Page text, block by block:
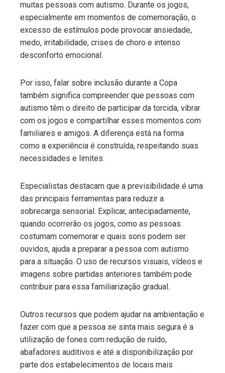
muitas pessoas com autismo. Durante os jogos,
especialmente em momentos de comemoração, o
excesso de estímulos pode provocar ansiedade,
medo, irritabilidade, crises de choro e intenso
desconforto emocional.
Por isso, falar sobre inclusão durante a Copa
também significa compreender que pessoas com
autismo têm o direito de participar da torcida, vibrar
com os jogos e compartilhar esses momentos com
familiares e amigos. A diferença está na forma
como a experiência é construída, respeitando suas
necessidades e limites.
Especialistas destacam que a previsibilidade é uma
das principais ferramentas para reduzir a
sobrecarga sensorial. Explicar, antecipadamente,
quando ocorrerão os jogos, como as pessoas
costumam comemorar e quais sons podem ser
ouvidos, ajuda a preparar a pessoa com autismo
para a situação. O uso de recursos visuais, vídeos e
imagens sobre partidas anteriores também pode
contribuir para essa familiarização gradual.
Outros recursos que podem ajudar na ambientação e
fazer com que a pessoa se sinta mais segura é a
utilização de fones com redução de ruído,
abafadores auditivos e até a disponibilização por
parte dos estabelecimentos de locais mais